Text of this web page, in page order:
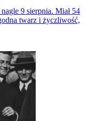
9 sierpnia. Miał 54
twarz i życzliwość,